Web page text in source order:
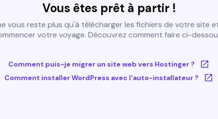
Vous êtes prêt à partir !
vous reste plus qu'à télécharger les fichiers de votre site
votre voyage. Découvrez comment faire ci-
Comment puis-je migrer un site web vers Hostinger ?
Comment installer WordPress avec l'auto-installateur ?